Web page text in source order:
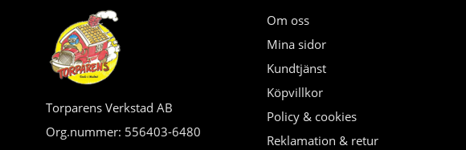
Torparens Verkstad AB
Org.nummer: 556403-6480
Om oss
Mina sidor
Kundtjänst
Köpvillkor
Policy & cookies
Reklamation & retur